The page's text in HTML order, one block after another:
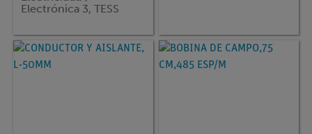
Electrónica 3, TESS